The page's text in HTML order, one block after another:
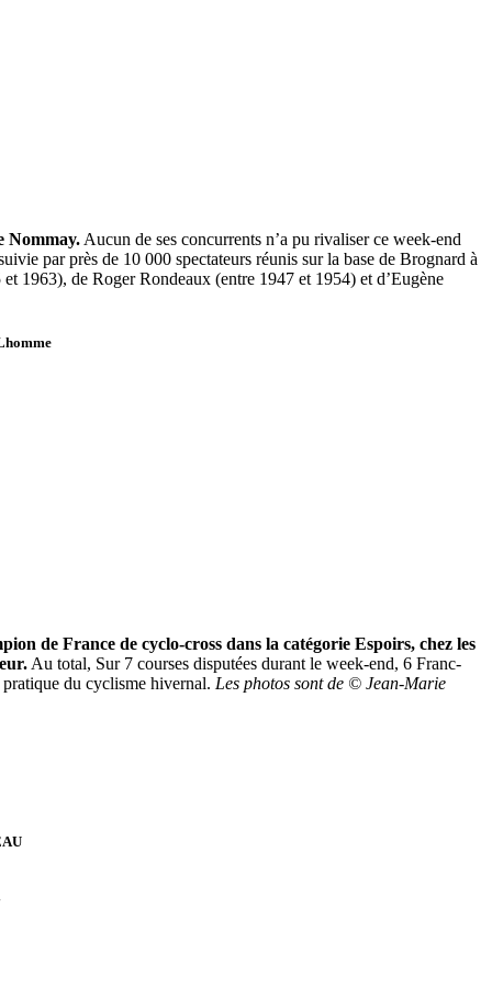
Nommay.Aucun de ses concurrents n’a pu rivaliser ce week-end
par près de 10 000 spectateurs réunis sur la base de Brognard à
1963), de Roger Rondeaux (entre 1947 et 1954) et d’Eugène
de France de cyclo-cross dans la catégorie Espoirs, chez les
Au total, Sur 7 courses disputées durant le week-end, 6 Franc-
du cyclisme hivernal. Les photos sont de © Jean-Marie